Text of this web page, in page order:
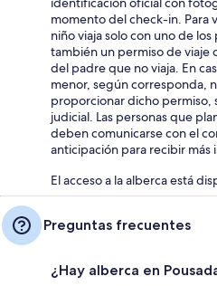
momento del check-in. Para
niño viaja solo con uno de
también un permiso de viaje
del padre que no viaja. En
menor, según corresponda,
proporcionar dicho permiso,
judicial. Las personas que
deben comunicarse con el
anticipación para recibir más
El acceso a la alberca está
Preguntas frecuentes
¿Hay alberca en